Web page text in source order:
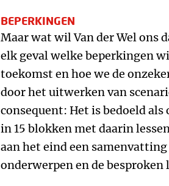
BEPERKINGEN
Maar wat wil Van der Wel ons
elk geval welke beperkingen
toekomst en hoe we de
door het uitwerken van
consequent: Het is bedoeld als
in 15 blokken met daarin
aan het eind een
onderwerpen en de besproken